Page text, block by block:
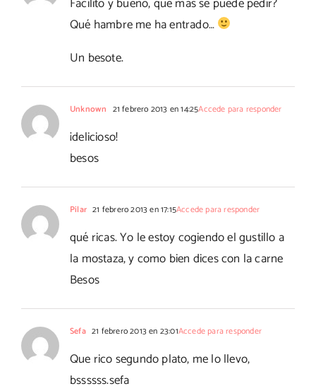
Qué hambre me ha entrado…
Un besote.
Unknown 21 febrero 2013 en 14:25Accede para responder
¡delicioso!
besos
Pilar 21 febrero 2013 en 17:15Accede para responder
qué ricas. Yo le estoy cogiendo el gustillo a
la mostaza, y como bien dices con la carne
Besos
Sefa 21 febrero 2013 en 23:01Accede para responder
Que rico segundo plato, me lo llevo,
bssssss.sefa